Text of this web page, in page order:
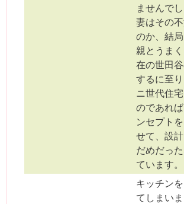
ませんでし
妻はその
のか、結
親とうま
在の世田
するに至り
ニ世代住
のであれ
ンセプト
せて、設
だめだっ
ています。
キッチン
てしまい